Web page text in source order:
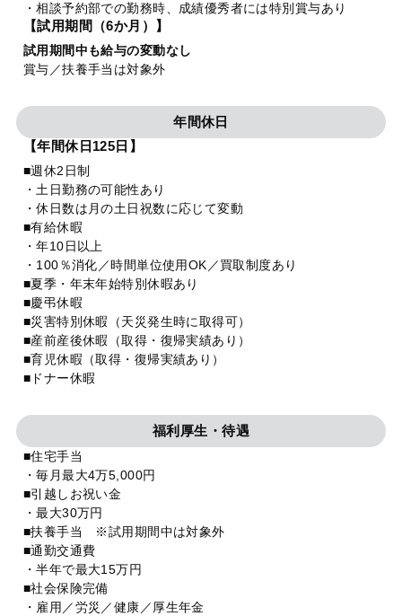
・相談予約部での勤務時、成績優秀者には特別賞与あり
【試用期間（6か月）】
試用期間中も給与の変動なし
賞与／扶養手当は対象外
年間休日
【年間休日125日】
■週休2日制
・土日勤務の可能性あり
・休日数は月の土日祝数に応じて変動
■有給休暇
・年10日以上
・100％消化／時間単位使用OK／買取制度あり
■夏季・年末年始特別休暇あり
■慶弔休暇
■災害特別休暇（天災発生時に取得可）
■産前産後休暇（取得・復帰実績あり）
■育児休暇（取得・復帰実績あり）
■ドナー休暇
福利厚生・待遇
■住宅手当
・毎月最大4万5,000円
■引越しお祝い金
・最大30万円
■扶養手当 ※試用期間中は対象外
■通勤交通費
・半年で最大15万円
■社会保険完備
・雇用／労災／健康／厚生年金